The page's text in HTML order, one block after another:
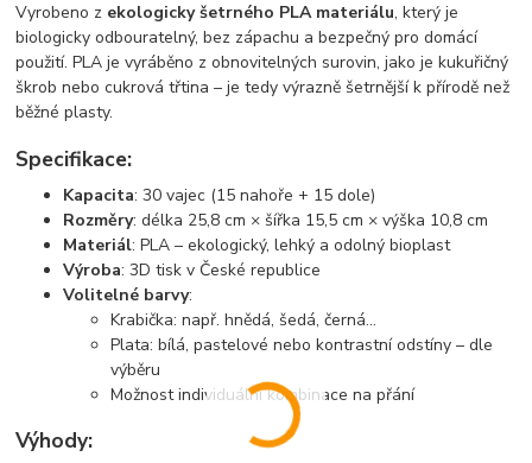
Vyrobeno z ekologicky šetrného PLA materiálu, který je
biologicky odbouratelný, bez zápachu a bezpečný pro domácí
použití. PLA je vyráběno z obnovitelných surovin, jako je kukuřičný
škrob nebo cukrová třtina – je tedy výrazně šetrnější k přírodě než
běžné plasty.
Specifikace:
Kapacita: 30 vajec (15 nahoře + 15 dole)
Rozměry: délka 25,8 cm × šířka 15,5 cm × výška 10,8 cm
Materiál: PLA – ekologický, lehký a odolný bioplast
Výroba: 3D tisk v České republice
Volitelné barvy:
Krabička: např. hnědá, šedá, černá...
Plata: bílá, pastelové nebo kontrastní odstíny – dle
výběru
Možnost individuální kombinace na přání
Výhody: